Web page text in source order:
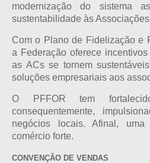
modernização do sistema
sustentabilidade às
Com o Plano de Fidelização e
a Federação oferece
as ACs se tornem
soluções empresariais aos
O PFFOR tem
consequentemente,
negócios locais. Afinal,
comércio forte.
CONVENÇÃO DE VENDAS